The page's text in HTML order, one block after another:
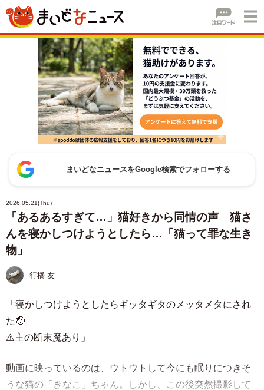
まいどなニュースをGoogle検索でフォローする
2026.05.21(Thu)
「あるあるすぎて…」猫好きから同情の声 猫さ
んを寝かしつけようとしたら…「猫って罪な生き
物」
行橋 友
「寝かしつけようとしたらギッタギタのメッタメタにされ
た🤕
⚠️主の断末魔あり」
動画に映っているのは、ウトウトして今にも眠りにつきそ
うな猫の「きなこ」ちゃん。しかし、この後突然撮影して